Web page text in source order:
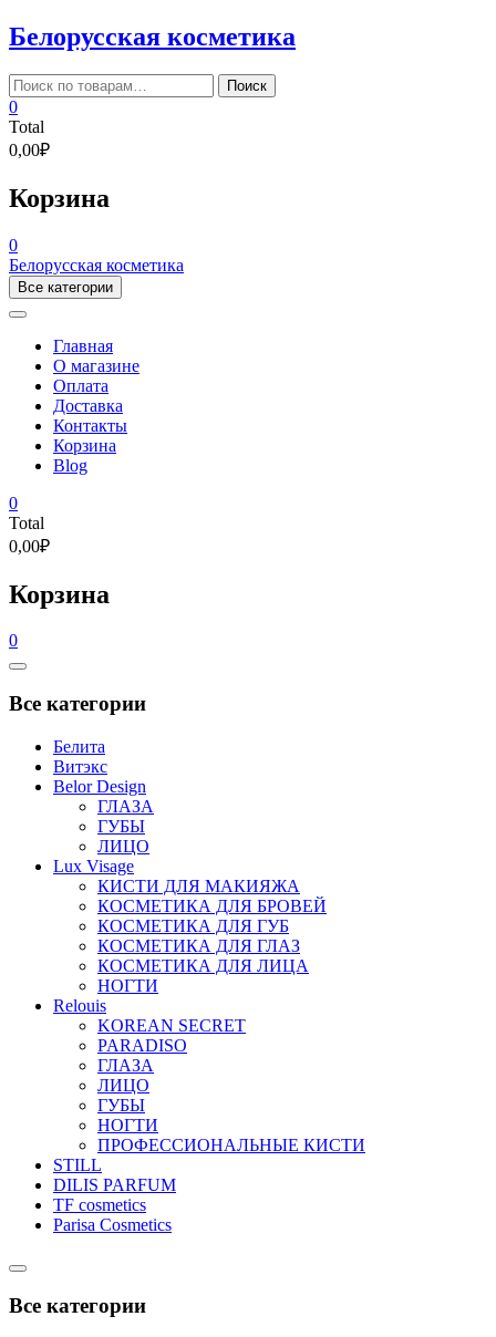
Skip
to
content
Белорусская косметика
Искать: Поиск
0
Total
0,00₽
Корзина
0
Белорусская косметика
Все категории
Главная
О магазине
Оплата
Доставка
Контакты
Корзина
Blog
0
Total
0,00₽
Корзина
0
Catalog
Все категории
Белита
Витэкс
Belor Design
ГЛАЗА
ГУБЫ
ЛИЦО
Lux Visage
КИСТИ ДЛЯ МАКИЯЖА
КОСМЕТИКА ДЛЯ БРОВЕЙ
КОСМЕТИКА ДЛЯ ГУБ
КОСМЕТИКА ДЛЯ ГЛАЗ
КОСМЕТИКА ДЛЯ ЛИЦА
НОГТИ
Relouis
KOREAN SECRET
PARADISO
ГЛАЗА
ЛИЦО
ГУБЫ
НОГТИ
ПРОФЕССИОНАЛЬНЫЕ КИСТИ
STILL
DILIS PARFUM
TF cosmetics
Parisa Cosmetics
Catalog
Все категории